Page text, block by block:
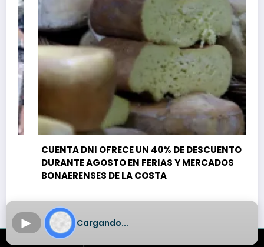
CUENTA DNI OFRECE UN 40% DE DESCUENTO
DURANTE AGOSTO EN FERIAS Y MERCADOS
BONAERENSES DE LA COSTA
Aplicación Om Radio
► Cargando...